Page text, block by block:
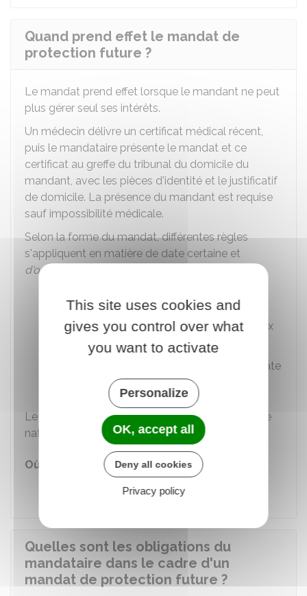
Quand prend effet le mandat de
protection future ?
Le mandat prend effet lorsque le mandant ne peut
plus gérer seul ses intérêts.
Un médecin délivre un certificat médical récent,
puis le mandataire présente le mandat et ce
certificat au greffe du tribunal du domicile du
mandant, avec les pièces d'identité et le justificatif
de domicile. La présence du mandant est requise
sauf impossibilité médicale.
Selon la forme du mandat, différentes règles
s'appliquent en matière de date certaine et
d'opposabilité aux tiers
enregistré à la recette des impôts pour
avoir date certaine et être opposable aux
tiers.
Le mandat notarié possède d'emblée date
Le mandat est également inscrit dans un registre
national spécial, assurant sa publicité.
Où s'adresser ?
Tribunal judiciaire
Quelles sont les obligations du
mandataire dans le cadre d'un
mandat de protection future ?
This site uses cookies and
gives you control over what
you want to activate
Personalize
OK, accept all
Deny all cookies
Privacy policy